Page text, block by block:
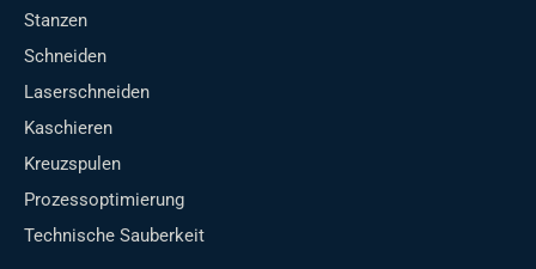
Stanzen
Schneiden
Laserschneiden
Kaschieren
Kreuzspulen
Prozessoptimierung
Technische Sauberkeit